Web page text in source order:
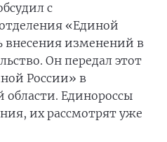
с
«Единой
внесения изменений в
Он передал этот
России» в
области. Единороссы
их рассмотрят уже